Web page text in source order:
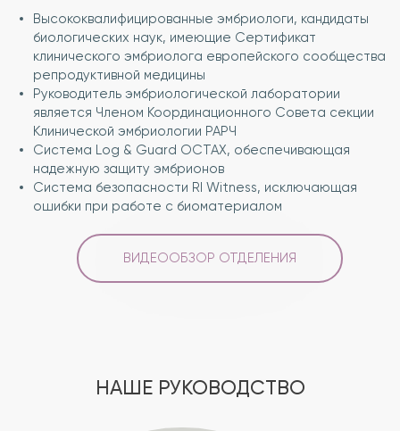
Высококвалифицированные эмбриологи, кандидаты
биологических наук, имеющие Сертификат
клинического эмбриолога европейского сообщества
репродуктивной медицины
Руководитель эмбриологической лаборатории
является Членом Координационного Совета секции
Клинической эмбриологии РАРЧ
Система Log & Guard OCTAX, обеспечивающая
надежную защиту эмбрионов
Система безопасности RI Witness, исключающая
ошибки при работе с биоматериалом
ВИДЕООБЗОР ОТДЕЛЕНИЯ
НАШЕ РУКОВОДСТВО